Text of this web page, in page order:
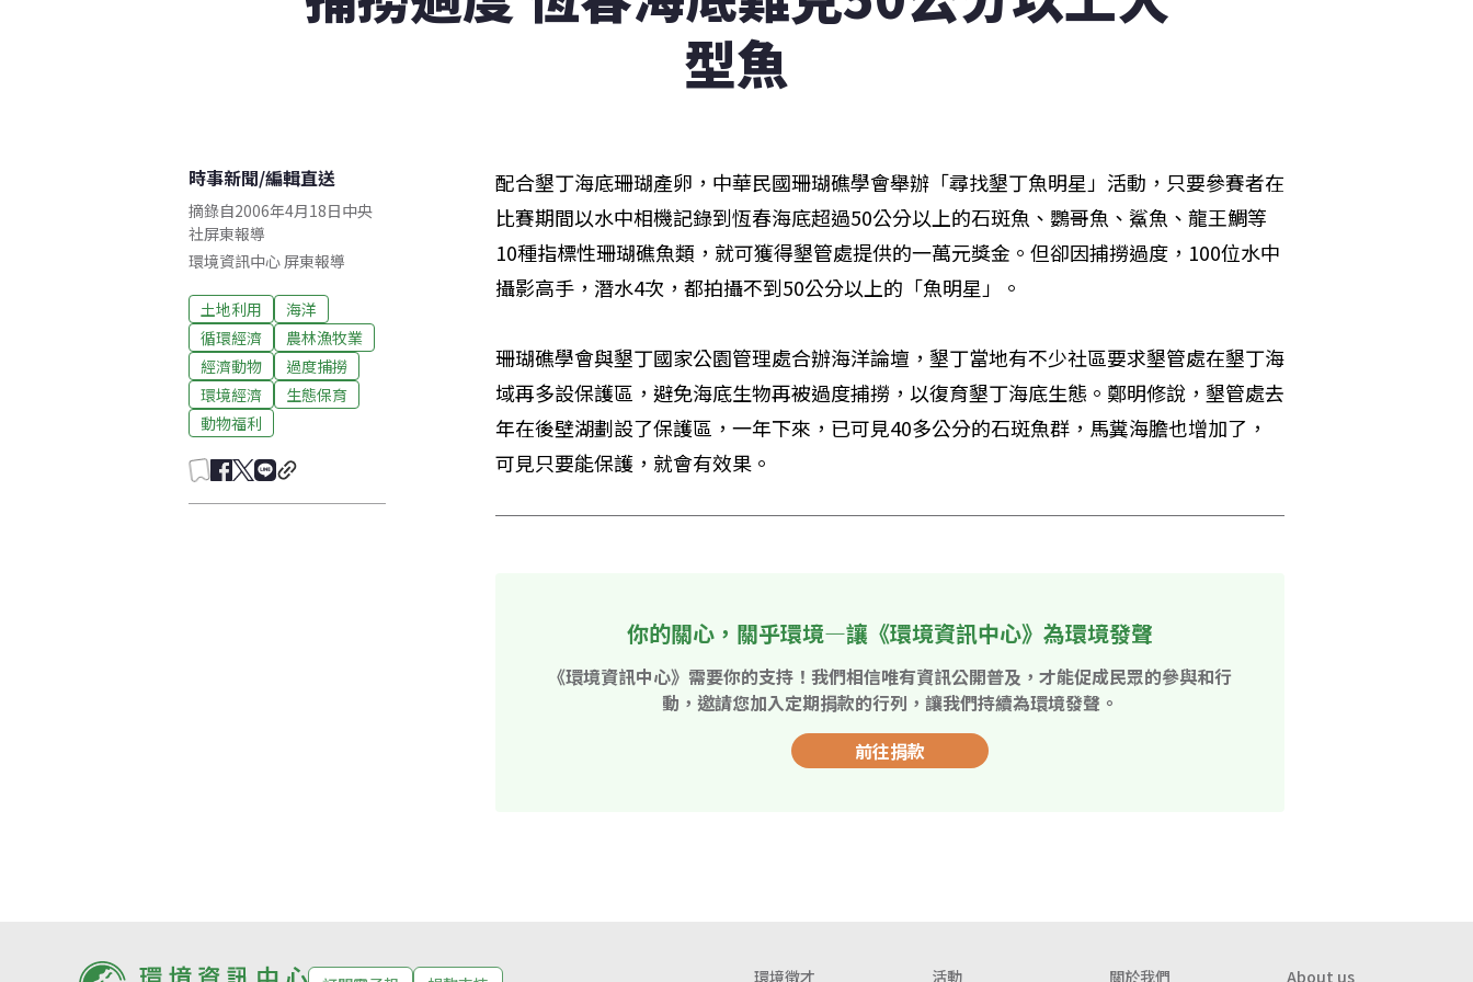
型魚
時事新聞/編輯直送
摘錄自2006年4月18日中央
社屏東報導
環境資訊中心屏東報導
土地利用
海洋
循環經濟
農林漁牧業
經濟動物
過度捕撈
環境經濟
生態保育
動物福利
配合墾丁海底珊瑚產卵，中華民國珊瑚礁學會舉辦「尋找墾丁魚明星」活動，只要參賽者在
比賽期間以水中相機記錄到恆春海底超過50公分以上的石斑魚、鸚哥魚、鯊魚、龍王鯛等
10種指標性珊瑚礁魚類，就可獲得墾管處提供的一萬元獎金。但卻因捕撈過度，100位水中
攝影高手，潛水4次，都拍攝不到50公分以上的「魚明星」。
珊瑚礁學會與墾丁國家公園管理處合辦海洋論壇，墾丁當地有不少社區要求墾管處在墾丁海
域再多設保護區，避免海底生物再被過度捕撈，以復育墾丁海底生態。鄭明修說，墾管處去
年在後壁湖劃設了保護區，一年下來，已可見40多公分的石斑魚群，馬糞海膽也增加了，
可見只要能保護，就會有效果。
你的關心，關乎環境—讓《環境資訊中心》為環境發聲
《環境資訊中心》需要你的支持！我們相信唯有資訊公開普及，才能促成民眾的參與和行
動，邀請您加入定期捐款的行列，讓我們持續為環境發聲。
前往捐款
環境徵才 活動 關於我們 About us